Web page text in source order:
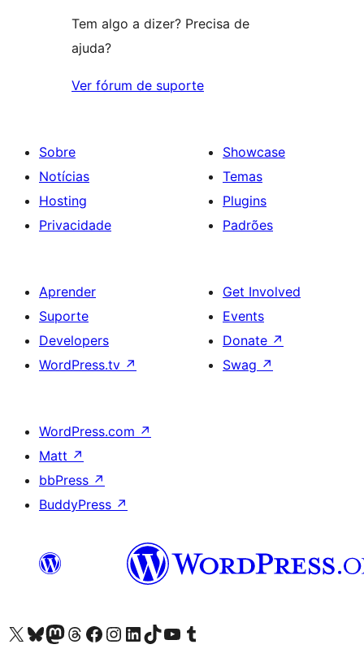
Tem algo a dizer? Precisa de
ajuda?
Ver fórum de suporte
Sobre
Notícias
Hosting
Privacidade
Showcase
Temas
Plugins
Padrões
Aprender
Suporte
Developers
WordPress.tv ↗
Get Involved
Events
Donate ↗
Swag ↗
WordPress.com ↗
Matt ↗
bbPress ↗
BuddyPress ↗
Visite a nossa conta X (antigo Twitter)
Visit our Bluesky account
Visit our Mastodon account
Visit our Threads account
Visite a nossa página do Facebook
Visite a nossa conta no Instagram
Visite a nossa conta no LinkedIn
Visit our TikTok account
Visit our YouTube channel
Visit our Tumblr account